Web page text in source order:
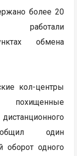
более 20
обмена
кол-центры
похищенные
один
одного